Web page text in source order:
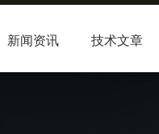
新闻资讯 技术文章